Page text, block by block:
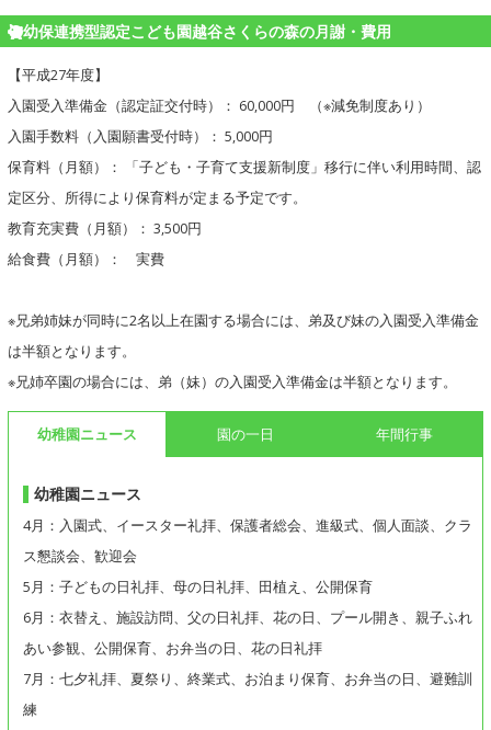
幼保連携型認定こども園越谷さくらの森の月謝・費用
【平成27年度】
入園受入準備金（認定証交付時）： 60,000円 （※減免制度あり）
入園手数料（入園願書受付時）： 5,000円
保育料（月額）： 「子ども・子育て支援新制度」移行に伴い利用時間、認
定区分、所得により保育料が定まる予定です。
教育充実費（月額）： 3,500円
給食費（月額）： 実費
※兄弟姉妹が同時に2名以上在園する場合には、弟及び妹の入園受入準備金
は半額となります。
※兄姉卒園の場合には、弟（妹）の入園受入準備金は半額となります。
幼稚園ニュース 園の一日 年間行事
幼稚園ニュース
4月：入園式、イースター礼拝、保護者総会、進級式、個人面談、クラ
ス懇談会、歓迎会
5月：子どもの日礼拝、母の日礼拝、田植え、公開保育
6月：衣替え、施設訪問、父の日礼拝、花の日、プール開き、親子ふれ
あい参観、公開保育、お弁当の日、花の日礼拝
7月：七夕礼拝、夏祭り、終業式、お泊まり保育、お弁当の日、避難訓
練